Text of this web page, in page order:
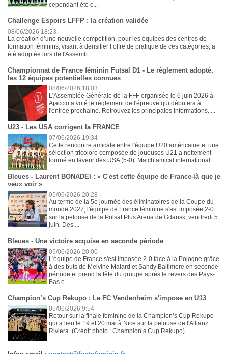
cependant été c...
Challenge Espoirs LFFP : la création validée
08/06/2026 18:23
La création d’une nouvelle compétition, pour les équipes des centres de
formation féminins, visant à densifier l’offre de pratique de ces catégories, a
été adoptée lors de l'Assemb...
Championnat de France féminin Futsal D1 - Le règlement adopté,
les 12 équipes potentielles connues
08/06/2026 18:03
L'Assemblée Générale de la FFF organisée le 6 juin 2026 à
Ajaccio a voté le règlement de l'épreuve qui débutera à
l'entrée prochaine. Retrouvez les principales informations. ...
U23 - Les USA corrigent la FRANCE
07/06/2026 19:34
Cette rencontre amicale entre l'équipe U20 américaine et une
sélection tricolore composée de joueuses U21 a nettement
tourné en faveur des USA (5-0). Match amical international ...
Bleues - Laurent BONADEI : « C'est cette équipe de France-là que je
veux voir »
05/06/2026 20:28
Au terme de la 5e journée des éliminatoires de la Coupe du
monde 2027, l'équipe de France féminine s'est imposée 2-0
sur la pelouse de la Polsat Plus Arena de Gdansk, vendredi 5
juin. Des ...
Bleues - Une victoire acquise en seconde période
05/06/2026 20:00
L'équipe de France s'est imposée 2-0 face à la Pologne grâce
à des buts de Melvine Malard et Sandy Baltimore en seconde
période et prend la tête du groupe après le revers des Pays-
Bas e...
Champion’s Cup Rekupo : Le FC Vendenheim s'impose en U13
05/06/2026 9:54
Retour sur la finale féminine de la Champion’s Cup Rekupo
qui a lieu le 19 et 20 mai à Nice sur la pelouse de l'Allianz
Riviera. (Crédit photo : Champion’s Cup Rekupo) ...